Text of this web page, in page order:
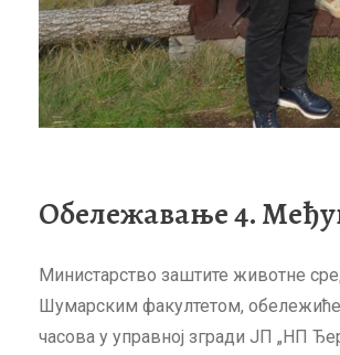
Обележавање 4.
Министарство заштите животне
Шумарским факултетом, обележиће
часова у управној згради ЈП „НП